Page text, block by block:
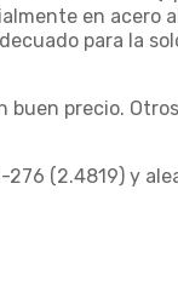
en acero
para la
precio.
(2.4819) y